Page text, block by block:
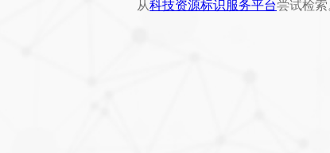
从科技资源标识服务平台尝试检索